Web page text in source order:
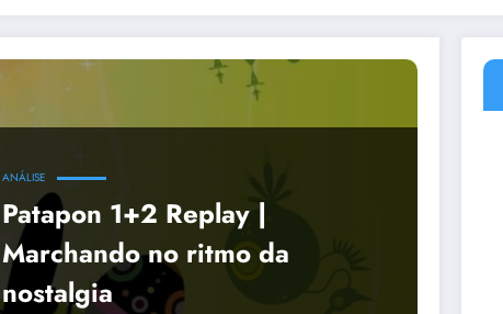
ANÁLISE
Patapon 1+2 Replay |
Marchando no ritmo da
nostalgia